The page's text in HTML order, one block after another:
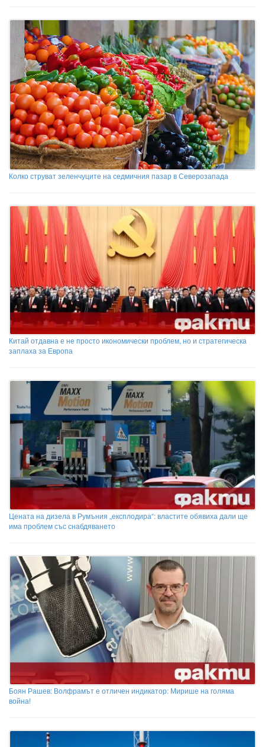
Колко струват зеленчуците на седмичния пазар в Северозапада
Китай отдавна е не просто икономически проблем, но и стратегическа
заплаха за Европа
Цената на дизела в Румъния „експлодира“: властите обявиха дали ще
има проблем със снабдяването
Боян Рашев: Волфрамът е отличен индикатор: Мирише на голяма
война!